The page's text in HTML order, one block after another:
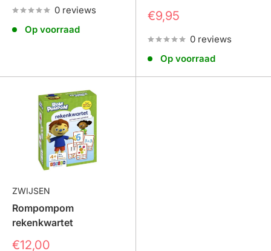
0 reviews
Op voorraad
Prijs
€9,95
0 reviews
Op voorraad
ZWIJSEN
Rompompom
rekenkwartet
Prijs
€12,00